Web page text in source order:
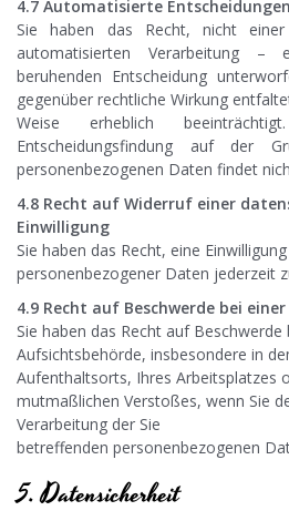
4.7 Automatisierte
Sie haben das Recht, nicht
automatisierten Verarbeitung –
beruhenden Entscheidung
gegenüber rechtliche Wirkung
Weise erheblich
Entscheidungsfindung auf der
personenbezogenen Daten findet
4.8 Recht auf Widerruf einer
Einwilligung
Sie haben das Recht, eine
personenbezogener Daten jederzeit
4.9 Recht auf Beschwerde bei
Sie haben das Recht auf Beschwerde
Aufsichtsbehörde, insbesondere in
Aufenthaltsorts, Ihres Arbeitsplatzes
mutmaßlichen Verstoßes, wenn Sie
Verarbeitung der Sie
betreffenden personenbezogenen
5. Datensicherheit